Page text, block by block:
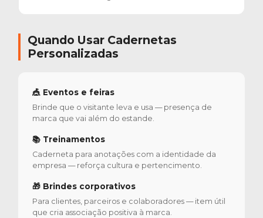
Quando Usar Cadernetas
Personalizadas
🎪 Eventos e feiras
Brinde que o visitante leva e usa — presença de
marca que vai além do estande.
📚 Treinamentos
Caderneta para anotações com a identidade da
empresa — reforça cultura e pertencimento.
🎁 Brindes corporativos
Para clientes, parceiros e colaboradores — item útil
que cria associação positiva à marca.